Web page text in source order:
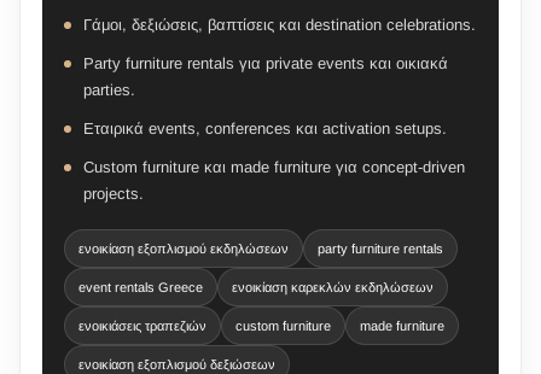
Γάμοι, δεξιώσεις, βαπτίσεις και destination celebrations.
Party furniture rentals για private events και οικιακά
parties.
Εταιρικά events, conferences και activation setups.
Custom furniture και made furniture για concept-driven
projects.
ενοικίαση εξοπλισμού εκδηλώσεων party furniture rentals
event rentals Greece ενοικίαση καρεκλών εκδηλώσεων
ενοικιάσεις τραπεζιών custom furniture made furniture
ενοικίαση εξοπλισμού δεξιώσεων